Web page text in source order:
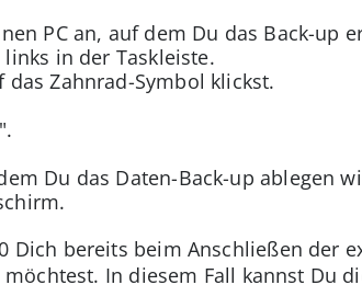
PC an, auf dem Du das Back-up
in der Taskleiste.
Zahnrad-Symbol klickst.
Du das Daten-Back-up ablegen
Dich bereits beim Anschließen der
In diesem Fall kannst Du